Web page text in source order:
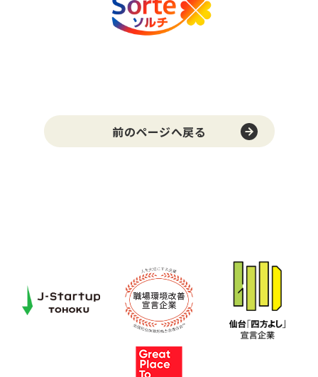
アバンツァーレスポーツ
テラグラッサ
前のページへ戻る